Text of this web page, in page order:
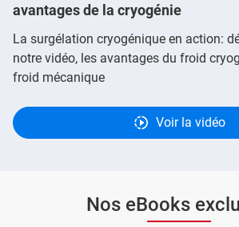
avantages de la cryogénie
La surgélation cryogénique en action:
notre vidéo, les avantages du froid
froid mécanique
Voir la vidéo
Nos eBooks